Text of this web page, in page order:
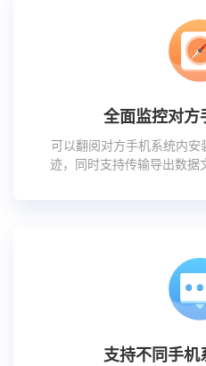
全面监控对方
可以翻阅对方手机系统内安
迹，同时支持传输导出数据
支持不同手机